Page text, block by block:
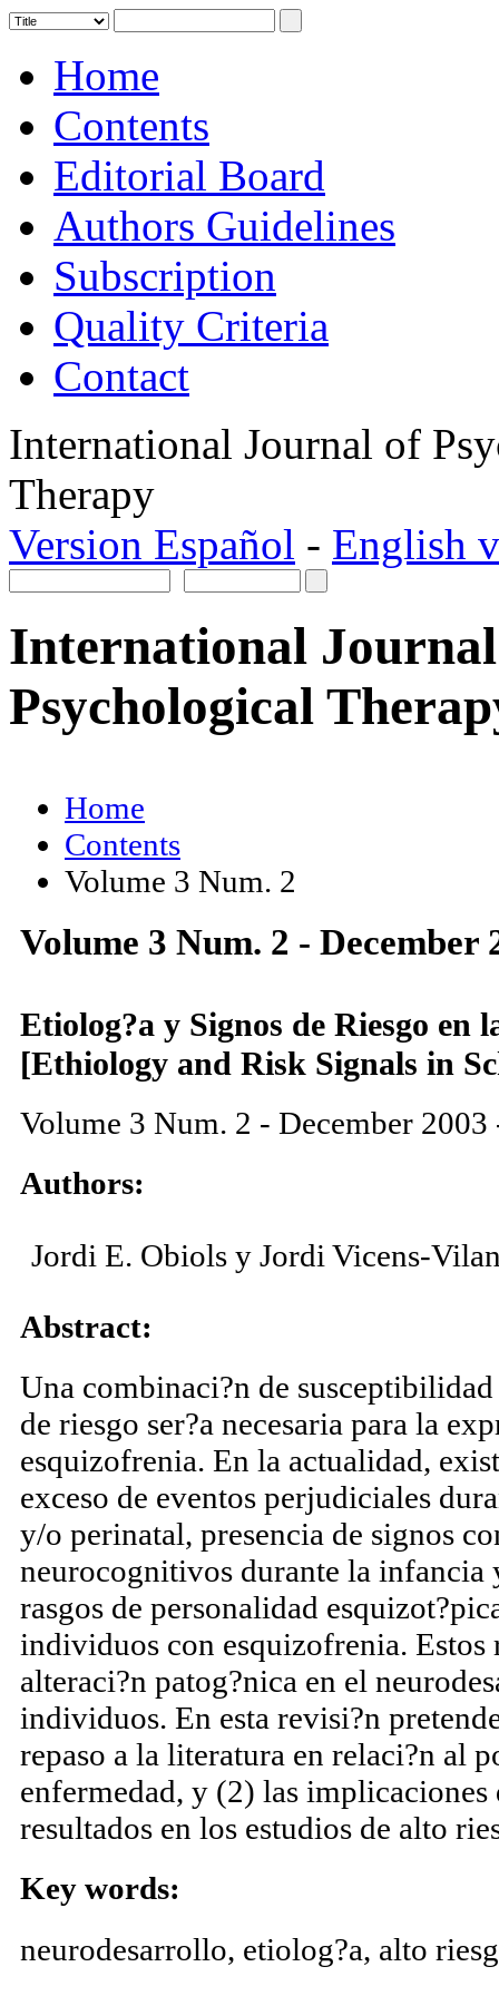
Home
Contents
Editorial Board
Authors Guidelines
Subscription
Quality Criteria
Contact
International Journal of
Therapy
Version Español - English
International
Psychological
Home
Contents
Volume 3 Num. 2
Volume 3 Num. 2 - December
Etiolog?a y Signos de Riesgo en
[Ethiology and Risk Signals in
Volume 3 Num. 2 - December 2003
Authors:
Jordi E. Obiols y Jordi Vicens-
Abstract:
Una combinaci?n de
de riesgo ser?a necesaria para la
esquizofrenia. En la actualidad,
exceso de eventos perjudiciales
y/o perinatal, presencia de signos
neurocognitivos durante la infancia
rasgos de personalidad
individuos con esquizofrenia. Estos
alteraci?n patog?nica en el
individuos. En esta revisi?n
repaso a la literatura en relaci?n al
enfermedad, y (2) las implicaciones
resultados en los estudios de alto
Key words: